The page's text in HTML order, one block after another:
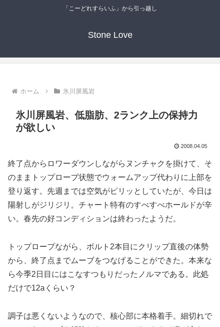
「こーどれすらいふ」から引っ越し
Stone Love
ホーム 氷川屏風岩
氷川屏風岩、低脂肪、2ランク上の保持力
が欲しい
2008.04.05
終了点からロワーダウンしながらヌンチャクを掛けて、そ
のままトップロープ状態でウォームアップ代わりに上部を
登り返す。先週までは空気がピリッとしていたが、今日は
陽射しがジリジリ。チャート特有のすべすべホールドが辛
い。春先の好コンディションは終わったようだ。
トップロープながら、ボルト2本目にクリップ直後の体勢
から、終了点までムーブをつなげることができた。本来な
ら今季2日目にはこなすつもりだったノルマである。此処
だけで12aくらい？
調子は悪くないようなので、核心部に本格着手。細切れで